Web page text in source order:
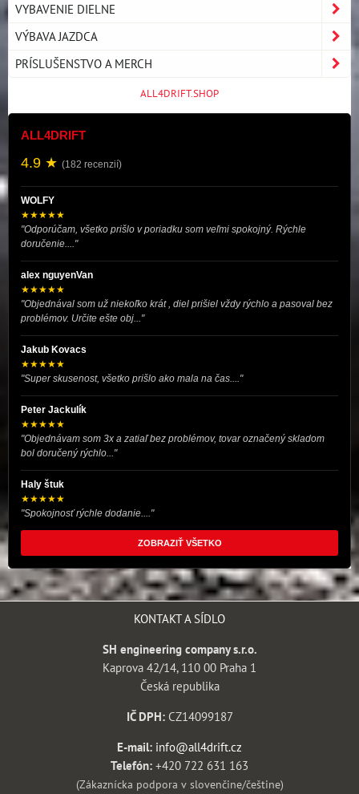
VYBAVENIE DIELNE
VÝBAVA JAZDCA
PRÍSLUŠENSTVO A MERCH
ALL4DRIFT.SHOP
ALL4DRIFT
4.9 ★ (182 recenzií)
WOLFY
★★★★★
"Odporúčam, všetko prišlo v poriadku som veľmi spokojný. Rýchle
doručenie...."
alex nguyenVan
★★★★★
"Objednával som už niekoľko krát , diel prišiel vždy rýchlo a pasoval bez
problémov. Určite ešte obj..."
Jakub Kovacs
★★★★★
"Super skusenost, všetko prišlo ako mala na čas...."
Peter Jackulík
★★★★★
"Objednávam som 3x a zatiaľ bez problémov, tovar označený skladom
bol doručený rýchlo..."
Haly štuk
★★★★★
"Spokojnosť rýchle dodanie...."
ZOBRAZIŤ VŠETKO
KONTAKT A SÍDLO
SH engineering company s.r.o.
Kaprova 42/14, 110 00 Praha 1
Česká republika
IČ DPH:CZ14099187
E-mail: info@all4drift.cz
Telefón: +420 722 631 163
(Zákaznícka podpora v slovenčine/češtine)